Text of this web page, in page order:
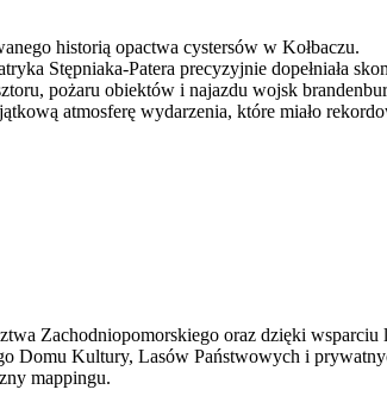
historią opactwa cystersów w Kołbaczu.
Stępniaka-Patera precyzyjnie dopełniała
pożaru obiektów i najazdu wojsk
atmosferę wydarzenia, które miało
Zachodniopomorskiego oraz dzięki wsparciu
Domu Kultury, Lasów Państwowych i
mappingu.